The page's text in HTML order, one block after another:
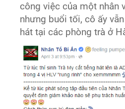
công việc của một nhân
nhưng buổi tối, cô ấy
hát tại các phòng trà ở